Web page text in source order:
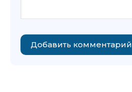
Добавить комментарий